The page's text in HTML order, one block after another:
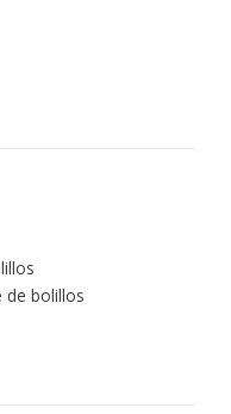
de bolillos